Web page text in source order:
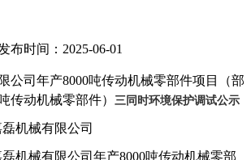
布时间：2025-06-01
公司年产8000吨传动机械零部件项目（部
传动机械零部件） 三同时环境保护调试公示
机械有限公司
机械有限公司年产8000吨传动机械零部